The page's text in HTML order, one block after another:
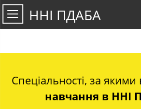
ННІ ПДАБА
Cпеціальності, за якими
навчання в ННІ